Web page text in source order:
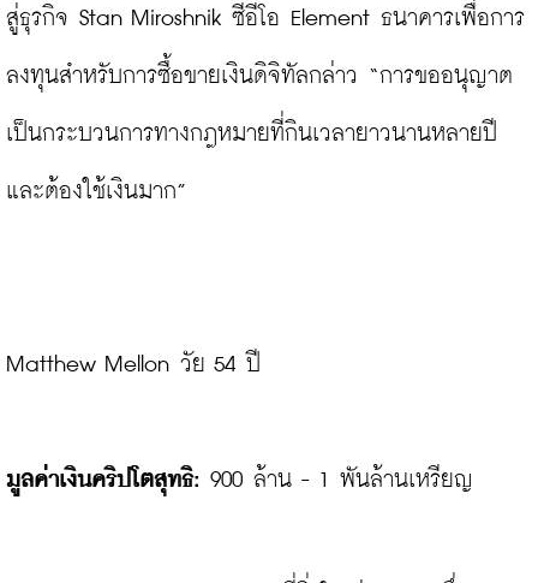
สู่ธุรกิจ Stan Miroshnik ซีอีโอ Element ธนาคารเพื่อการ
ลงทุนสำหรับการซื้อขายเงินดิจิทัลกล่าว “การขออนุญาต
เป็นกระบวนการทางกฎหมายที่กินเวลายาวนานหลายปี
และต้องใช้เงินมาก”
Matthew Mellon วัย 54 ปี
มูลค่าเงินคริปโตสุทธิ: 900 ล้าน - 1 พันล้านเหรียญ